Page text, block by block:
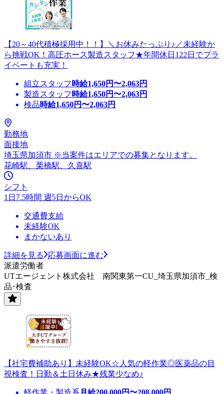
【20～40代積極採用中！！】＼お休みたっぷり♪／未経験か
ら挑戦OK！高圧ホース製造スタッフ★年間休日122日でプラ
イベートも充実！
組立スタッフ 時給1,650円〜2,063円
製造スタッフ 時給1,650円〜2,063円
検品時給1,650円〜2,063円
勤務地
面接地
埼玉県加須市 ※当案件はエリアでの募集となります。
花崎駅、栗橋駅、久喜駅
シフト
1日7.5時間 週5日からOK
交通費支給
未経験OK
まかないあり
詳細を見る
応募画面に進む
派遣労働者
UTエージェント株式会社 南関東第一CU_埼玉県加須市_検
品･検査
【社宅費補助あり】未経験OK☆人気の軽作業◎医薬品の目
視検査！日勤＆土日休み★残業少なめ♪
軽作業・製造系 月給200,000円〜208,000円